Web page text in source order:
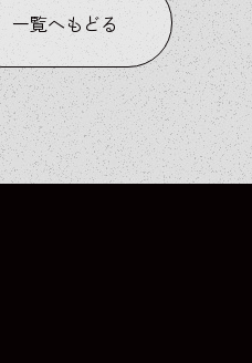
一覧へもどる